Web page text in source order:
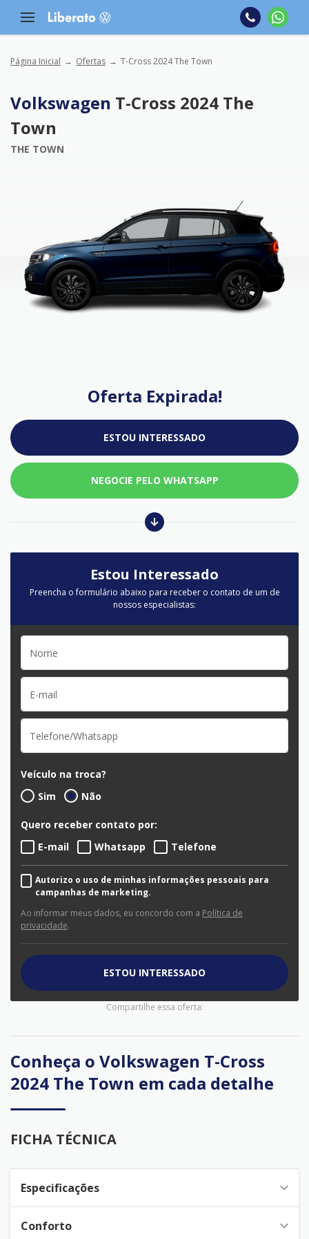
Página Inicial Ofertas T-Cross 2024 The Town
Volkswagen T-Cross 2024 The
Town
THE TOWN
Oferta Expirada!
ESTOU INTERESSADO
NEGOCIE PELO WHATSAPP
Estou Interessado
Preencha o formulário abaixo para receber o contato de um de
nossos especialistas:
Veículo na troca?
Sim
Não
Quero receber contato por:
E-mail
Whatsapp Telefone
Autorizo o uso de minhas informações pessoais para
campanhas de marketing.
Ao informar meus dados, eu concordo com a Política de
privacidade.
ESTOU INTERESSADO
Compartilhe essa oferta:
Conheça o Volkswagen T-Cross
2024 The Town em cada detalhe
FICHA TÉCNICA
Especificações
Conforto